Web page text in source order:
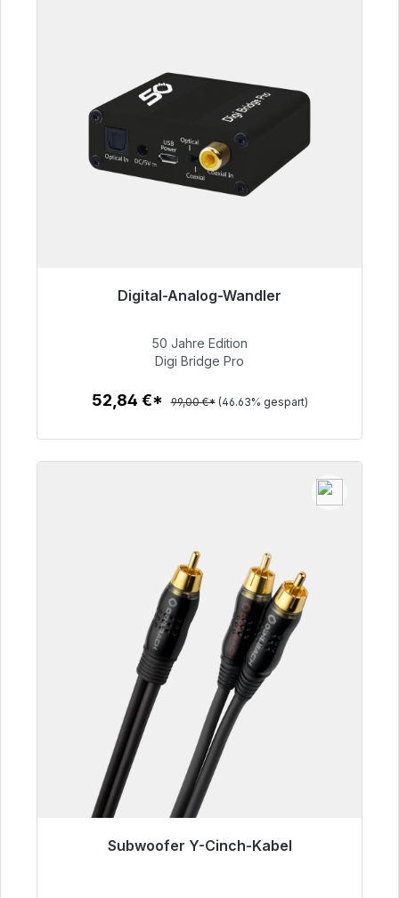
Digital-Analog-Wandler
52,84 €
50 Jahre Edition
Digi Bridge Pro
52,84 €* 99,00 €* (46.63% gespart)
Subwoofer Y-Cinch-Kabel